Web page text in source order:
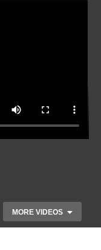
MORE VIDEOS